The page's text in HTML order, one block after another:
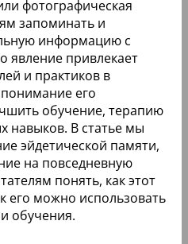
фотографическая
запоминать и
информацию с
явление привлекает
и практиков в
его
обучение, терапию
навыков. В статье мы
эйдетической памяти,
на повседневную
понять, как этот
его можно использовать
обучения.